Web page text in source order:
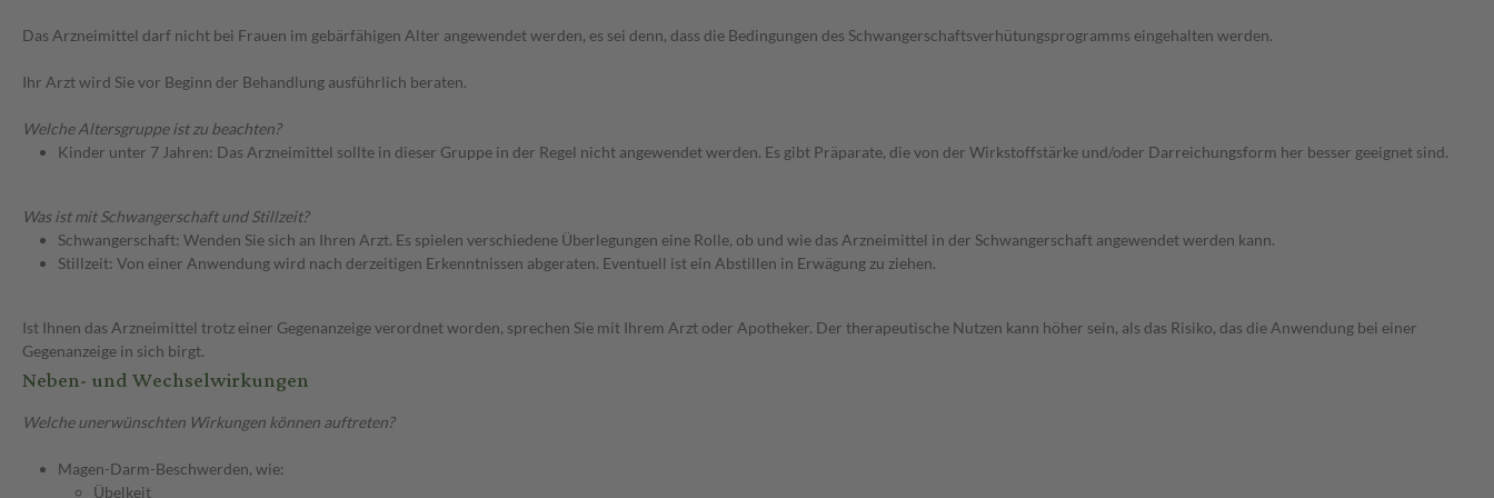
Das Arzneimittel darf nicht bei Frauen im gebärfähigen Alter angewendet werden, es sei denn, dass die Bedingungen des Schwangerschaftsverhütungsprogramms eingehalten werden.
Ihr Arzt wird Sie vor Beginn der Behandlung ausführlich beraten.
Welche Altersgruppe ist zu beachten?
Kinder unter 7 Jahren: Das Arzneimittel sollte in dieser Gruppe in der Regel nicht angewendet werden. Es gibt Präparate, die von der Wirkstoffstärke und/oder Darreichungsform her besser geeignet sind.
Was ist mit Schwangerschaft und Stillzeit?
Schwangerschaft: Wenden Sie sich an Ihren Arzt. Es spielen verschiedene Überlegungen eine Rolle, ob und wie das Arzneimittel in der Schwangerschaft angewendet werden kann.
Stillzeit: Von einer Anwendung wird nach derzeitigen Erkenntnissen abgeraten. Eventuell ist ein Abstillen in Erwägung zu ziehen.
Ist Ihnen das Arzneimittel trotz einer Gegenanzeige verordnet worden, sprechen Sie mit Ihrem Arzt oder Apotheker. Der therapeutische Nutzen kann höher sein, als das Risiko, das die Anwendung bei einer
Gegenanzeige in sich birgt.
Neben- und Wechselwirkungen
Welche unerwünschten Wirkungen können auftreten?
Magen-Darm-Beschwerden, wie:
Übelkeit